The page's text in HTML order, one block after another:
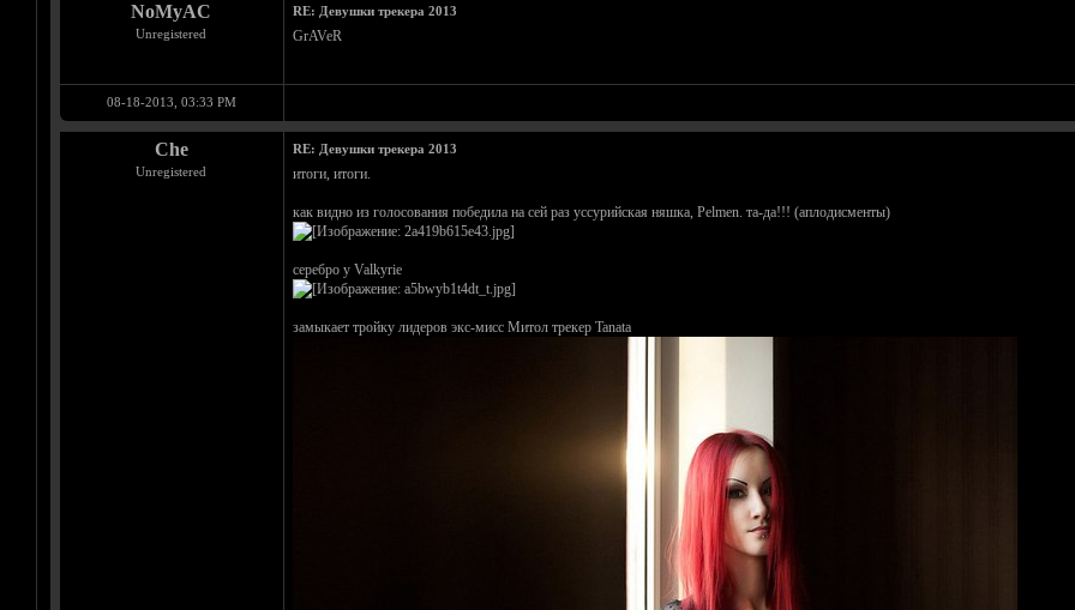
NoMyAC
Unregistered
RE: Девушки трекера 2013
GrAVeR
08-18-2013, 03:33 PM
Che
Unregistered
RE: Девушки трекера 2013
итоги, итоги.
как видно из голосования победила на сей раз уссурийская няшка, Pelmen. та-да!!! (аплодисменты)
серебро у Valkyrie
замыкает тройку лидеров экс-мисс Митол трекер Tanata